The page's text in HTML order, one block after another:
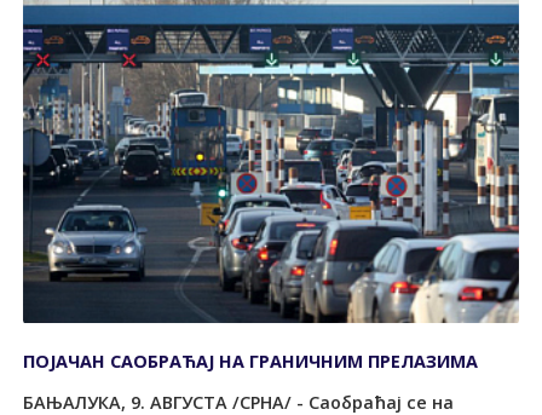
ПОЈАЧАН САОБРАЋАЈ НА ГРАНИЧНИМ ПРЕЛАЗИМА
БАЊАЛУКА, 9. АВГУСТА /СРНА/ - Саобраћај се на